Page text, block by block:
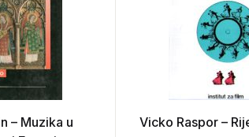
– Muzika u
Vicko Raspor –